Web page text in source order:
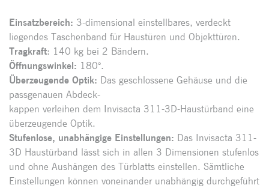
Einsatzbereich: 3-dimensional einstellbares, verdeckt
liegendes Taschenband für Haustüren und Objekttüren.
Tragkraft: 140 kg bei 2 Bändern.
Öffnungswinkel: 180°.
Überzeugende Optik: Das geschlossene Gehäuse und die
passgenauen Abdeck-
kappen verleihen dem Invisacta 311-3D-Haustürband eine
überzeugende Optik.
Stufenlose, unabhängige Einstellungen: Das Invisacta 311-
3D Haustürband lässt sich in allen 3 Dimensionen stufenlos
und ohne Aushängen des Türblatts einstellen. Sämtliche
Einstellungen können voneinander unabhängig durchgeführt